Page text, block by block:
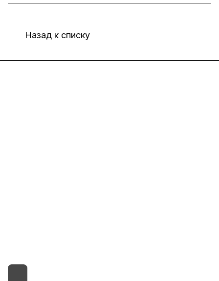
Назад к списку